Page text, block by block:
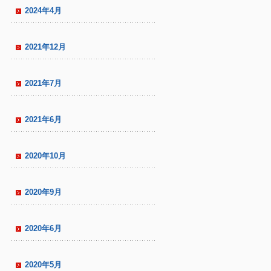
2024年4月
2021年12月
2021年7月
2021年6月
2020年10月
2020年9月
2020年6月
2020年5月